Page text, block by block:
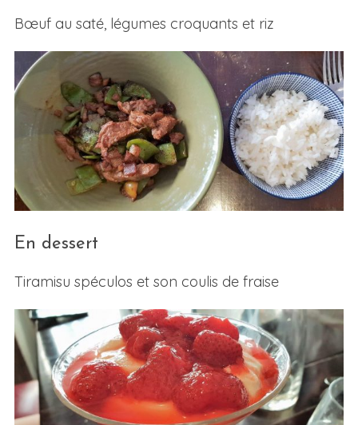
Bœuf au saté, légumes croquants et riz
En dessert
Tiramisu spéculos et son coulis de fraise